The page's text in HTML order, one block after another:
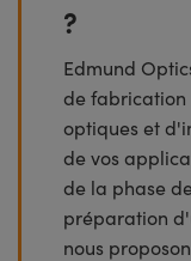
?
Edmund
de fabrication
optiques et
de vos
de la phase
préparation
nous